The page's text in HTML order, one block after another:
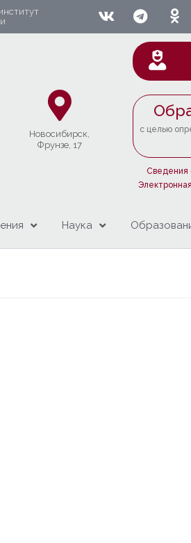
Новосибирcк,
Фрунзе, 17
с целью
Сведения
Наука